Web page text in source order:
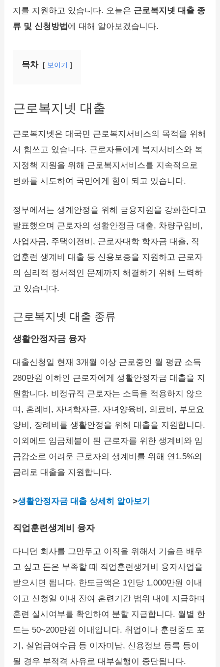
지를 지원하고 있습니다. 오늘은 근로복지넷 대출 종
류 및 신청방법 에 대해 알아보겠습니다.
목차 보이기
근로복지넷 대출
근로복지넷은 대국민 근로복지서비스의 목적을 위해
서 힘쓰고 있습니다. 근로자들에게 복지서비스와 복
지정책 지원을 위해 근로복지서비스를 지속적으로
변화를 시도하여 국민에게 힘이 되고 있습니다.
정부에서는 생계안정을 위해 금융지원을 강화한다고
발표했으며 근로자의 생활안정금 대출, 차량구입비,
사업자금, 주택이전비, 근로자대학 학자금 대출, 직
업훈련 생계비 대출 등 신용보증을 지원하고 근로자
의 심리적 정서적인 문제까지 해결하기 위해 노력하
고 있습니다.
근로복지넷 대출 종류
생활안정자금 융자
대출신청일 현재 3개월 이상 근로중인 월 평균 소득
280만원 이하인 근로자에게 생활안정자금 대출을 지
원합니다. 비정규직 근로자는 소득을 적용하지 않으
며, 혼례비, 자녀학자금, 자녀양육비, 의료비, 부모요
양비, 장례비를 생활안정을 위해 대출을 지원합니다.
이외에도 임금체불이 된 근로자를 위한 생계비와 임
금감소로 어려운 근로자의 생계비를 위해 연1.5%의
금리로 대출을 지원합니다.
>생활안정자금 대출 상세히 알아보기
직업훈련생계비 융자
다니던 회사를 그만두고 이직을 위해서 기술은 배우
고 싶고 돈은 부족할 때 직업훈련생게비 융자사업을
받으시면 됩니다. 한도금액은 1인당 1,000만원 이내
이고 신청일 이내 잔여 훈련기간 범위 내에 지급하며
훈련 실시여부를 확인하여 분할 지급합니다. 월별 한
도는 50~200만원 이내입니다. 취업이나 훈련중도 포
기, 실업급여수급 등 이자미납, 신용정보 등록 등이
될 경우 부적격 사유로 대부실행이 중단됩니다.